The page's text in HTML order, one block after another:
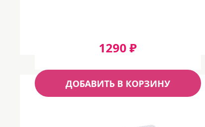
1290 ₽
ДОБАВИТЬ В КОРЗИНУ